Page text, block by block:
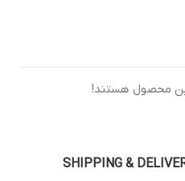
محصول هستند!
SHIPPING &